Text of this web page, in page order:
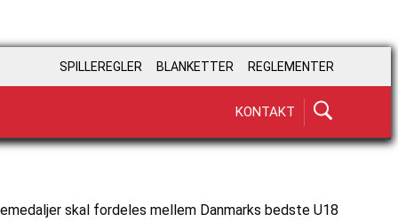
SPILLEREGLER BLANKETTER REGLEMENTER
KONTAKT
skal fordeles mellem Danmarks bedste U18